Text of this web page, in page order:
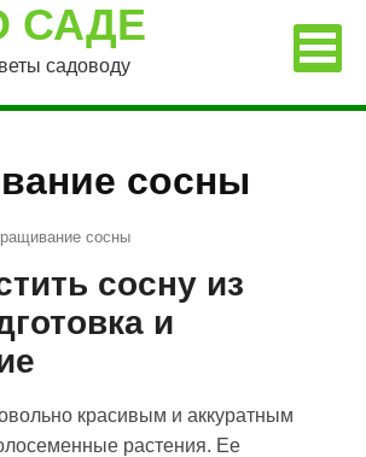
САДЕ
садоводу
сосны
сосны
сосну из
и
красивым и аккуратным
растения. Ее